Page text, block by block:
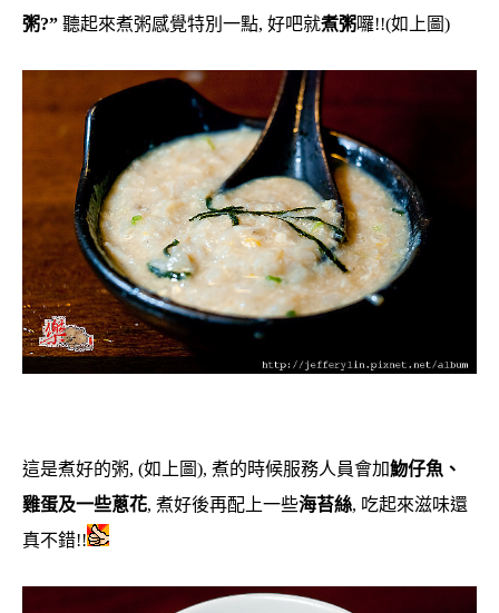
粥?” 聽起來煮粥感覺特別一點, 好吧就煮粥囉!!(如上圖)
這是煮好的粥, (如上圖), 煮的時候服務人員會加魩仔魚、
雞蛋及一些蔥花, 煮好後再配上一些海苔絲, 吃起來滋味還
真不錯!!